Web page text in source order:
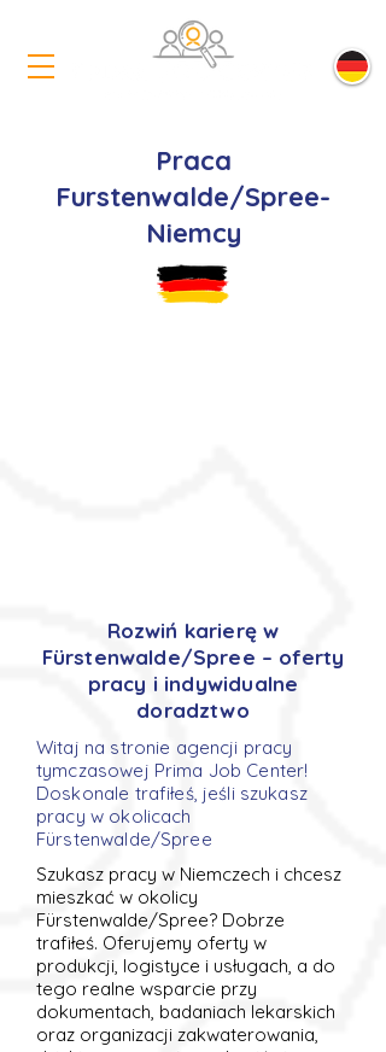
Praca
Furstenwalde/Spree-
Niemcy
Rozwiń karierę w
Fürstenwalde/Spree – oferty
pracy i indywidualne
doradztwo
Witaj na stronie agencji pracy
tymczasowej Prima Job Center!
Doskonale trafiłeś, jeśli szukasz
pracy w okolicach
Fürstenwalde/Spree
Szukasz pracy w Niemczech i chcesz
mieszkać w okolicy
Fürstenwalde/Spree? Dobrze
trafiłeś. Oferujemy oferty w
produkcji, logistyce i usługach, a do
tego realne wsparcie przy
dokumentach, badaniach lekarskich
oraz organizacji zakwaterowania,